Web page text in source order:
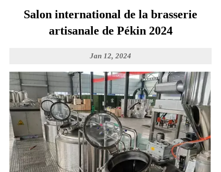
Salon international de la brasserie
artisanale de Pékin 2024
Jan 12, 2024